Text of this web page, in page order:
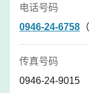
电话号码
0946-24-6758
传真号码
0946-24-9015